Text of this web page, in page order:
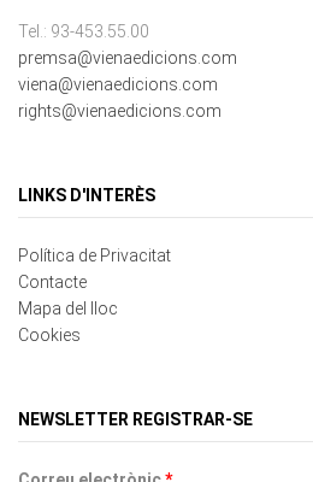
premsa@vienaedicions.com
viena@vienaedicions.com
rights@vienaedicions.com
Política de Privacitat
Contacte
Mapa del lloc
Cookies
Correu electrònic*